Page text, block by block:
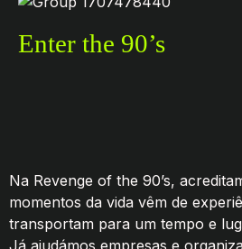
Enter the 90’s
Na Revenge of the 90’s,
momentos da vida vêm de
transportam para um tempo e